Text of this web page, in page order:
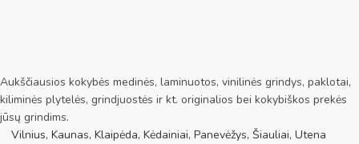
Aukščiausios kokybės medinės, laminuotos, vinilinės grindys, paklotai,
kiliminės plytelės, grindjuostės ir kt. originalios bei kokybiškos prekės
jūsų grindims.
Vilnius, Kaunas, Klaipėda, Kėdainiai, Panevėžys, Šiauliai, Utena